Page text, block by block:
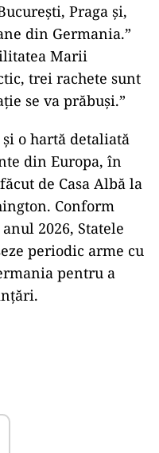
Praga și,
din Germania.”
Marii
trei rachete sunt
se va prăbuși.”
o hartă detaliată
din Europa, în
de Casa Albă la
Conform
2026, Statele
periodic arme cu
pentru a